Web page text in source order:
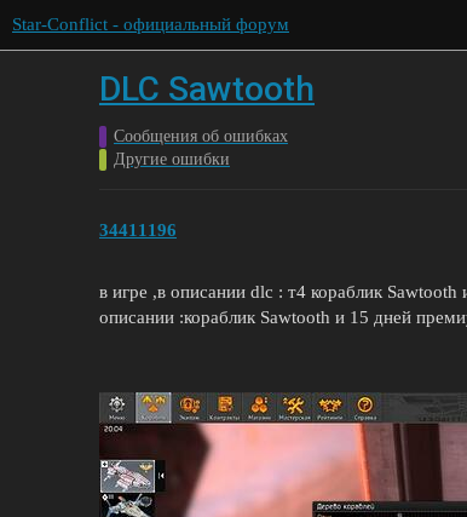
Star-Conflict - официальный форум
DLC Sawtooth
Сообщения об ошибках
Другие ошибки
34411196
в игре ,в описании dlc : т4 кораблик
описании :кораблик Sawtooth и 15 дней